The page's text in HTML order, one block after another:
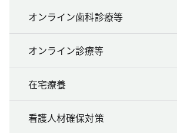
オンライン歯科診療等
オンライン診療等
在宅療養
看護人材確保対策